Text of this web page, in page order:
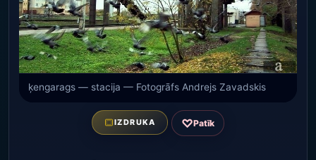
ķengarags — stacija — Fotogrāfs Andrejs Zavadskis
IZDRUKA ♡Patīk